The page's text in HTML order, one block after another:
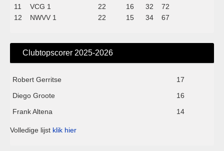
11
VCG 1 22 16 32
72
12
NWVV 1 22 15 34 67
Clubtopscorer 2025-2026
Robert Gerritse
17
Diego Groote
16
Frank Altena
14
Volledige lijst klik hier